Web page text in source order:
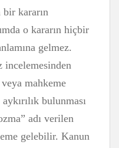
bir kararın
o kararın hiçbir
gelmez.
mahkeme
bulunması
adı verilen
gelebilir. Kanun